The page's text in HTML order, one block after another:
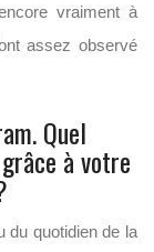
vraiment à
assez observé
Quel
à votre
du quotidien de la